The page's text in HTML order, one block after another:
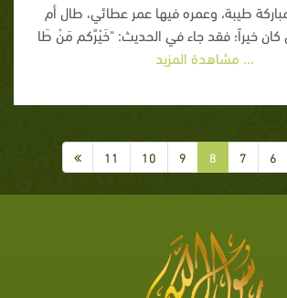
طيبة، وعمره فيها عمر عطائي، طال أم
خيراً؛ فقد جاء في الحديث: "خَيْرٌكم مَنْ طَا
... مشاهدة المزيد
6
7
8
9
10
11